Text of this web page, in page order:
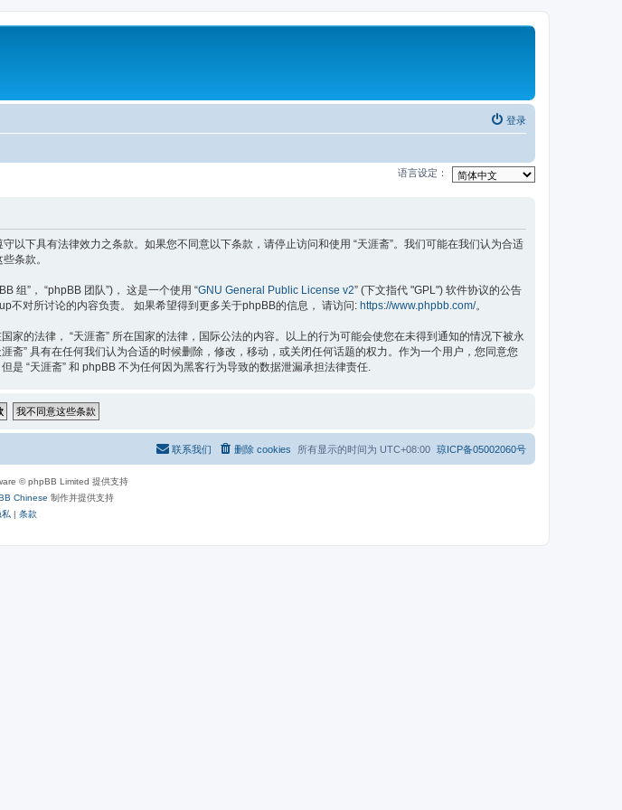
登录
语言设定：
以下具有法律效力之条款。如果您不同意以下条款，请停止访问和使用 “天涯斋”。我们可能在我们认为合适
条款。
组”， “phpBB 团队”)， 这是一个使用 “GNU General Public License v2” (下文指代 "GPL") 软件协议的公告
不对所讨论的内容负责。 如果希望得到更多关于phpBB的信息， 请访问: https://www.phpbb.com/。
的法律， “天涯斋” 所在国家的法律，国际公法的内容。以上的行为可能会使您在未得到通知的情况下被永
” 具有在任何我们认为合适的时候删除，修改，移动，或关闭任何话题的权力。作为一个用户，您同意您
“天涯斋” 和 phpBB 不为任何因为黑客行为导致的数据泄漏承担法律责任.
琼ICP备05002060号
所有显示的时间为 UTC+08:00
删除 cookies
联系我们
© phpBB Limited 提供支持
Chinese 制作并提供支持
私 | 条款